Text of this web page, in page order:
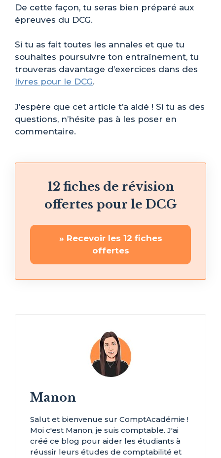
De cette façon, tu seras bien préparé aux
épreuves du DCG.
Si tu as fait toutes les annales et que tu
souhaites poursuivre ton entraînement, tu
trouveras davantage d’exercices dans des
livres pour le DCG.
J’espère que cet article t’a aidé ! Si tu as des
questions, n’hésite pas à les poser en
commentaire.
12 fiches de révision
offertes pour le DCG
» Recevoir les 12 fiches
offertes
Manon
Salut et bienvenue sur ComptAcadémie !
Moi c'est Manon, je suis comptable. J'ai
créé ce blog pour aider les étudiants à
réussir leurs études de comptabilité et